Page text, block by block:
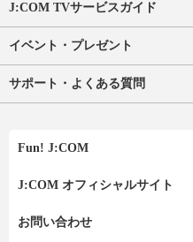
J:COM TVサービスガイド
イベント・プレゼント
サポート・よくある質問
Fun! J:COM
J:COM オフィシャルサイト
お問い合わせ